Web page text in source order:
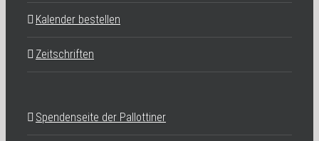
Kalender bestellen
Zeitschriften
Spendenseite der Pallottiner